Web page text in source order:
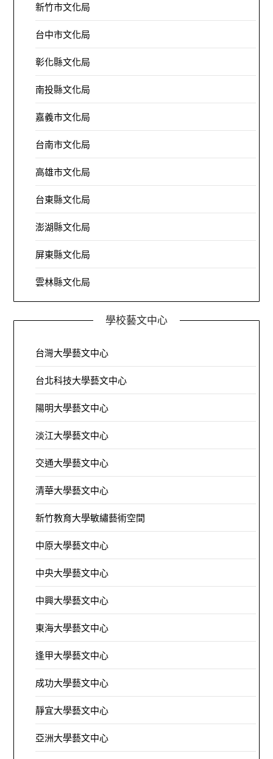
新竹市文化局
台中市文化局
彰化縣文化局
南投縣文化局
嘉義市文化局
台南市文化局
高雄市文化局
台東縣文化局
澎湖縣文化局
屏東縣文化局
雲林縣文化局
學校藝文中心
台灣大學藝文中心
台北科技大學藝文中心
陽明大學藝文中心
淡江大學藝文中心
交通大學藝文中心
清華大學藝文中心
新竹教育大學敏繡藝術空間
中原大學藝文中心
中央大學藝文中心
中興大學藝文中心
東海大學藝文中心
逢甲大學藝文中心
成功大學藝文中心
靜宜大學藝文中心
亞洲大學藝文中心